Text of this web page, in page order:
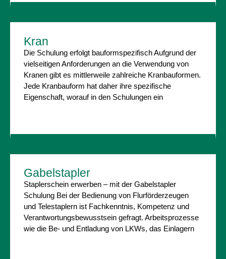
Kran
Die Schulung erfolgt bauformspezifisch Aufgrund der
vielseitigen Anforderungen an die Verwendung von
Kranen gibt es mittlerweile zahlreiche Kranbauformen.
Jede Kranbauform hat daher ihre spezifische
Eigenschaft, worauf in den Schulungen ein
Gabelstapler
Staplerschein erwerben – mit der Gabelstapler
Schulung Bei der Bedienung von Flurförderzeugen
und Telestaplern ist Fachkenntnis, Kompetenz und
Verantwortungsbewusstsein gefragt. Arbeitsprozesse
wie die Be- und Entladung von LKWs, das Einlagern